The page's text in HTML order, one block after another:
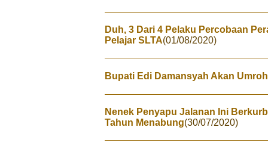
Duh, 3 Dari 4 Pelaku Percobaan
Pelajar SLTA(01/08/2020)
Bupati Edi Damansyah Akan
Nenek Penyapu Jalanan Ini
Tahun Menabung(30/07/2020)